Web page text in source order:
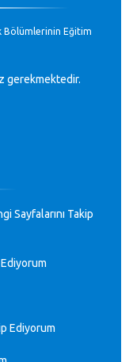
Bölümlerinin Eğitim
teveccüh
iletin
ödülüne layık
hadi bir
larımız ile
hocamın
gerekmektedir.
Sayfalarını Takip
Ediyorum
Ediyorum